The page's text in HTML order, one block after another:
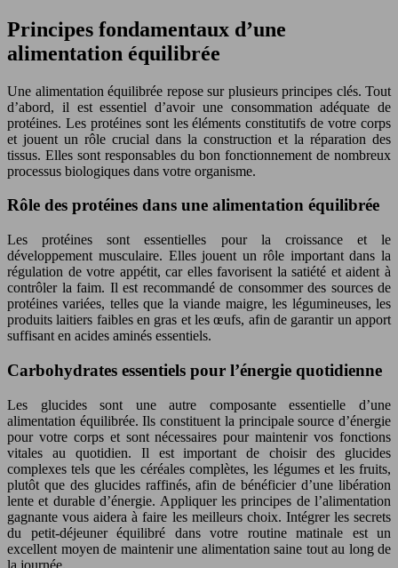
Principes fondamentaux d’une
alimentation équilibrée
Une alimentation équilibrée repose sur plusieurs principes clés. Tout
d’abord, il est essentiel d’avoir une consommation adéquate de
protéines. Les protéines sont les éléments constitutifs de votre corps
et jouent un rôle crucial dans la construction et la réparation des
tissus. Elles sont responsables du bon fonctionnement de nombreux
processus biologiques dans votre organisme.
Rôle des protéines dans une alimentation équilibrée
Les protéines sont essentielles pour la croissance et le
développement musculaire. Elles jouent un rôle important dans la
régulation de votre appétit, car elles favorisent la satiété et aident à
contrôler la faim. Il est recommandé de consommer des sources de
protéines variées, telles que la viande maigre, les légumineuses, les
produits laitiers faibles en gras et les œufs, afin de garantir un apport
suffisant en acides aminés essentiels.
Carbohydrates essentiels pour l’énergie quotidienne
Les glucides sont une autre composante essentielle d’une
alimentation équilibrée. Ils constituent la principale source d’énergie
pour votre corps et sont nécessaires pour maintenir vos fonctions
vitales au quotidien. Il est important de choisir des glucides
complexes tels que les céréales complètes, les légumes et les fruits,
plutôt que des glucides raffinés, afin de bénéficier d’une libération
lente et durable d’énergie. Appliquer les principes de l’alimentation
gagnante vous aidera à faire les meilleurs choix. Intégrer les secrets
du petit-déjeuner équilibré dans votre routine matinale est un
excellent moyen de maintenir une alimentation saine tout au long de
la journée.